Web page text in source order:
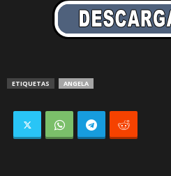
ETIQUETAS ANGELA